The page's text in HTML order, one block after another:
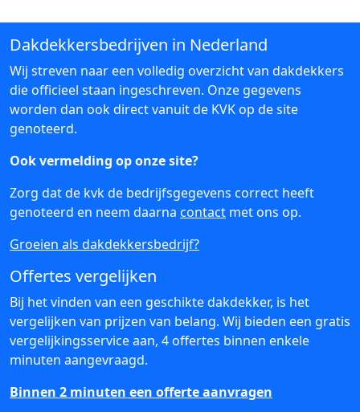
Dakdekkersbedrijven in Nederland
Wij streven naar een volledig overzicht van dakdekkers
die officieel staan ingeschreven. Onze gegevens
worden dan ook direct vanuit de KVK op de site
genoteerd.
Ook vermelding op onze site?
Zorg dat de kvk de bedrijfsgegevens correct heeft
genoteerd en neem daarna contact met ons op.
Groeien als dakdekkersbedrijf?
Offertes vergelijken
Bij het vinden van een geschikte dakdekker, is het
vergelijken van prijzen van belang. Wij bieden een gratis
vergelijkingsservice aan, 4 offertes binnen enkele
minuten aangevraagd.
Binnen 2 minuten een offerte aanvragen